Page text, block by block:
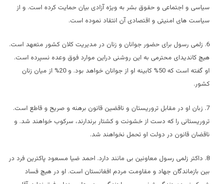
سیاسی و اجتماعی و حقوق بشر به ویژه آزادی بیان حمایت کرده است. و از
سیاست های امنیتی و اقتصادی آن انتقاد نموده است.
6. زلمی رسول برای حضور جوانان و زنان در مدیریت کلان کشور متعهد است.
هیچ کاندیدای محترمی به این روشنی دراین موارد فوق وعده نسپرده است.
او گفته است که 50% کابینه او از جوانان خواهد بود. و 20% از میان زنان
کشور.
7. زبان او در مقابل تروریستان و ناقضین قانون برهنه و صریح و قاطع است.
تروریستانی را که دست از خشونت و کشتار برندارند، سرکوب خواهند شد. و
ناقضان قانون در دولت او تحمل نخواهند شد.
8. داکتر زلمی رسول معاونین بی‌ مانند دارد. احمد ضیا مسعود پاکترین فرد در
بین بازماندگان جهاد و مقاومت مردم افغانستان است. او در هیچ فساد